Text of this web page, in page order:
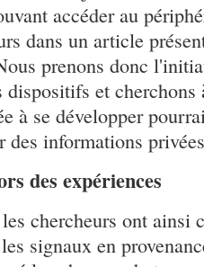
accéder au
dans un article
prenons donc
et cherchons
à se développer
des informations
des expériences
chercheurs ont ainsi
signaux en